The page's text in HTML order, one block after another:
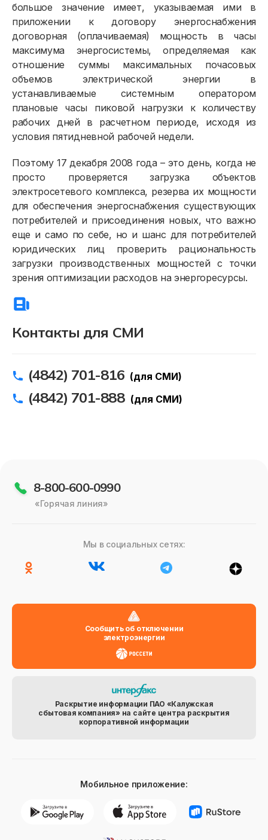
Контакты для СМИ
(4842) 701-816 (для СМИ)
(4842) 701-888 (для СМИ)
большое значение имеет, указываемая ими в
приложении к договору энергоснабжения
договорная (оплачиваемая) мощность в часы
максимума энергосистемы, определяемая как
отношение суммы максимальных почасовых
объемов электрической энергии в
устанавливаемые системным оператором
плановые часы пиковой нагрузки к количеству
рабочих дней в расчетном периоде, исходя из
условия пятидневной рабочей недели.
Поэтому 17 декабря 2008 года – это день, когда не
просто проверяется загрузка объектов
электросетевого комплекса, резерва их мощности
для обеспечения энергоснабжения существующих
потребителей и присоединения новых, что важно
еще и само по себе, но и шанс для потребителей
юридических лиц проверить рациональность
загрузки производственных мощностей с точки
зрения оптимизации расходов на энергоресурсы.
8-800-600-0990
«Горячая линия»
Мы в социальных сетях:
Сообщить об отключении
электроэнергии
Раскрытие информации ПАО «Калужская
сбытовая компания» на сайте центра раскрытия
корпоративной информации
Мобильное приложение:
Расчёты и оплата
Приборы учёта и показания
Должникам
Онлайн-сервисы
Полезное